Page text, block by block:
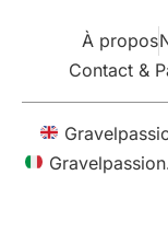
À propos
Contact &